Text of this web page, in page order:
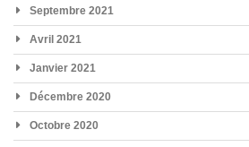
Septembre 2021
Avril 2021
Janvier 2021
Décembre 2020
Octobre 2020